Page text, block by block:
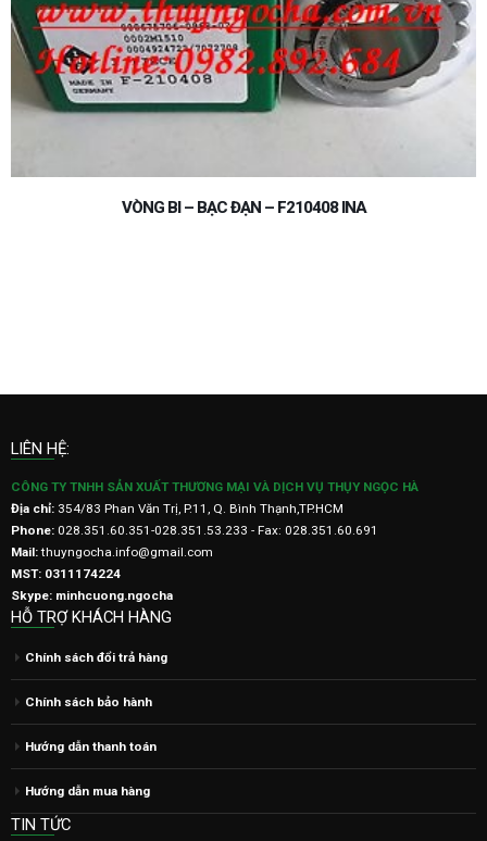
VÒNG BI – BẠC ĐẠN – F210408 INA
LIÊN HỆ:
CÔNG TY TNHH SẢN XUẤT THƯƠNG MẠI VÀ DỊCH VỤ THỤY NGỌC HÀ
Địa chỉ:354/83 Phan Văn Trị, P.11, Q. Bình Thạnh,TP.HCM
Phone:028.351.60.351-028.351.53.233 - Fax: 028.351.60.691
Mail: thuyngocha.info@gmail.com
MST: 0311174224
Skype: minhcuong.ngocha
HỖ TRỢ KHÁCH HÀNG
Chính sách đổi trả hàng
Chính sách bảo hành
Hướng dẫn thanh toán
Hướng dẫn mua hàng
TIN TỨC
Thong So Ky Thuat Vong Bi MPZ Belarus